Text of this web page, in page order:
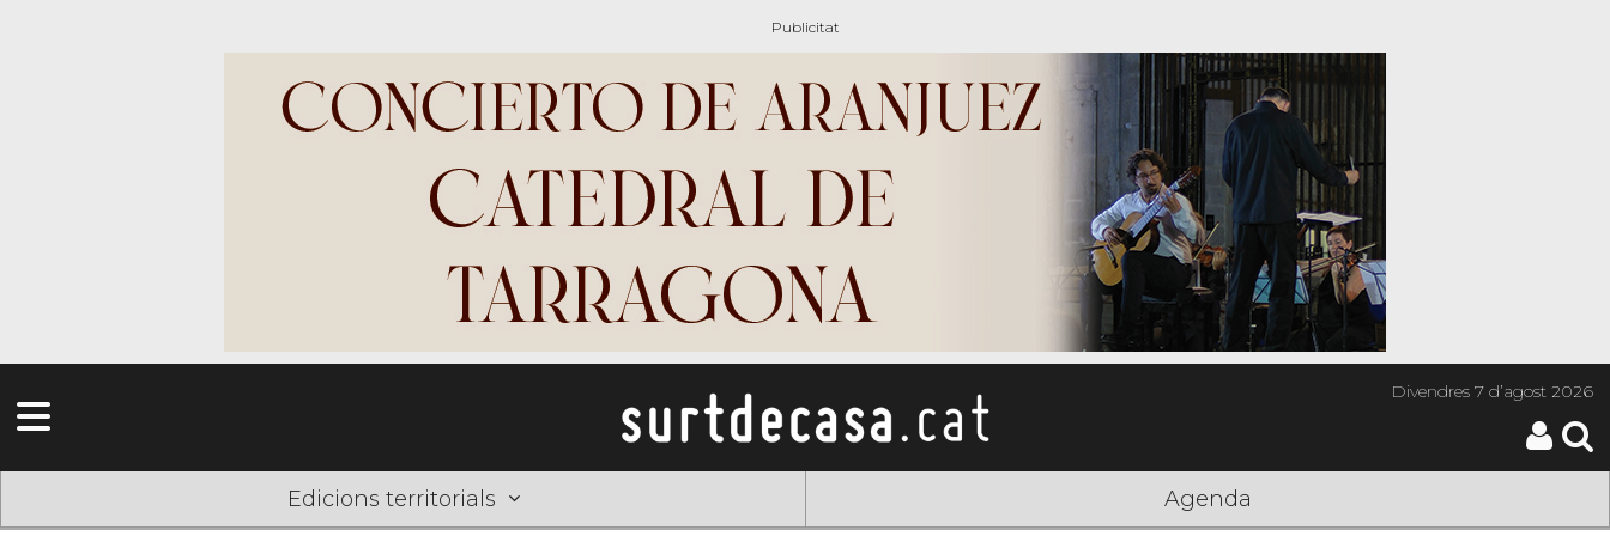
Divendres7 d’agost 2026
Edicions territorials Agenda